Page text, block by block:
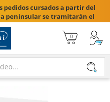
pedidos cursados a partir del
peninsular se tramitarán el
